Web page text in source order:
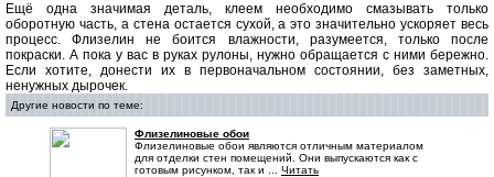
Ещё одна значимая деталь, клеем необходимо смазывать только
оборотную часть, а стена остается сухой, а это значительно ускоряет весь
процесс. Флизелин не боится влажности, разумеется, только после
покраски. А пока у вас в руках рулоны, нужно обращается с ними бережно.
Если хотите, донести их в первоначальном состоянии, без заметных,
ненужных дырочек.
Другие новости по теме:
Флизелиновые обои
Флизелиновые обои являются отличным материалом
для отделки стен помещений. Они выпускаются как с
готовым рисунком, так и ... Читать